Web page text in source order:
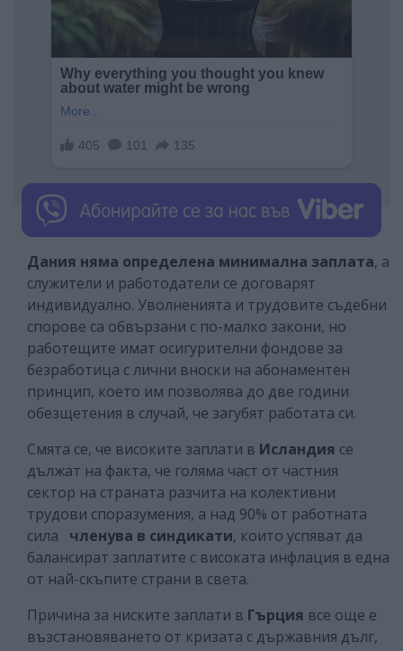
Дания няма определена минимална заплата, а
служители и работодатели се договарят
индивидуално. Уволненията и трудовите съдебни
спорове са обвързани с по-малко закони, но
работещите имат осигурителни фондове за
безработица с лични вноски на абонаментен
принцип, което им позволява до две години
обезщетения в случай, че загубят работата си.
Смята се, че високите заплати в Исландия се
дължат на факта, че голяма част от частния
сектор на страната разчита на колективни
трудови споразумения, а над 90% от работната
сила членува в синдикати, които успяват да
балансират заплатите с високата инфлация в една
от най-скъпите страни в света.
Причина за ниските заплати в Гърция все още е
възстановяването от кризата с държавния дълг,